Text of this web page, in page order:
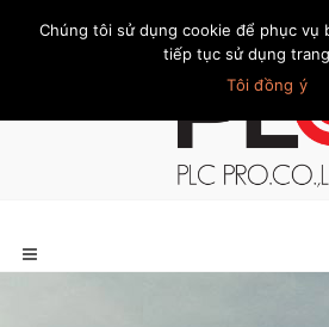
Trang chủ Giới thiệu Khách hàng Liên hệ
Chúng tôi sử dụng cookie để phục vụ
tiếp tục sử dụng
Tôi đồng ý